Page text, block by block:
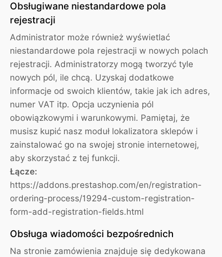
Obsługiwane niestandardowe pola
rejestracji
Administrator może również wyświetlać
niestandardowe pola rejestracji w nowych polach
rejestracji. Administratorzy mogą tworzyć tyle
nowych pól, ile chcą. Uzyskaj dodatkowe
informacje od swoich klientów, takie jak ich adres,
numer VAT itp. Opcja uczynienia pól
obowiązkowymi i warunkowymi. Pamiętaj, że
musisz kupić nasz moduł lokalizatora sklepów i
zainstalować go na swojej stronie internetowej,
aby skorzystać z tej funkcji.
Łącze:
https://addons.prestashop.com/en/registration-
ordering-process/19294-custom-registration-
form-add-registration-fields.html
Obsługa wiadomości bezpośrednich
Na stronie zamówienia znajduje się dedykowana